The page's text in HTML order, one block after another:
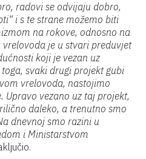
radovi se odvijaju dobro,
i s te strane možemo biti
na rokove, odnosno na
je u stvari preduvjet
koji je vezan uz
svaki drugi projekt gubi
vrelovoda, nastojimo
Upravo vezano uz taj projekt,
daleko, a trenutno smo
dnevnoj smo razini u
i Ministarstvom